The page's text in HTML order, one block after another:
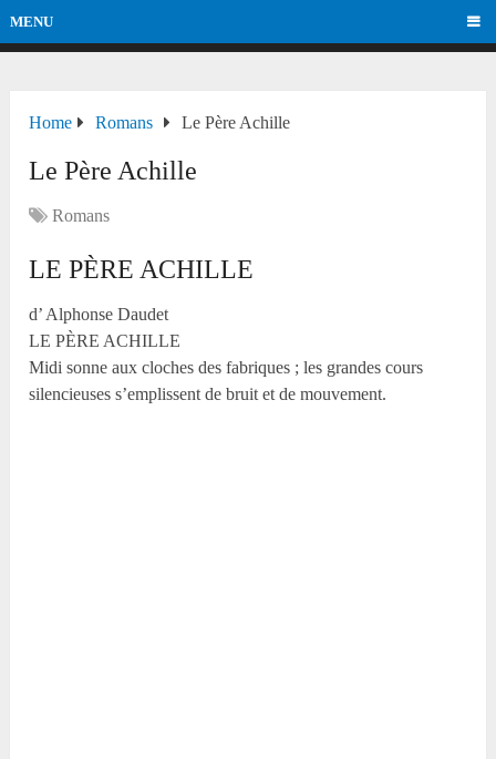
MENU
Home Romans Le Père Achille
Le Père Achille
Romans
LE PÈRE ACHILLE
d’ Alphonse Daudet
LE PÈRE ACHILLE
Midi sonne aux cloches des fabriques ; les grandes cours
silencieuses s’emplissent de bruit et de mouvement.